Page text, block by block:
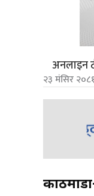
अनलाइन
२३ मंसिर